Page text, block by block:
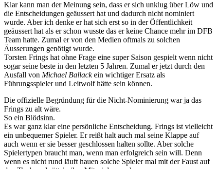
Klar kann man der Meinung sein, dass er sich unklug über Löw und
die Entscheidungen geäussert hat und dadurch nicht nominiert
wurde. Aber ich denke er hat sich erst so in der Öffentlichkeit
geäussert hat als er schon wusste das er keine Chance mehr im DFB
Team hatte. Zumal er von den Medien oftmals zu solchen
Äusserungen genötigt wurde.
Torsten Frings hat ohne Frage eine super Saison gespielt wenn nicht
sogar seine beste in den letzten 5 Jahren. Zumal er jetzt durch den
Ausfall von Michael Ballackein wichtiger Ersatz als
Führungsspieler und Leitwolf hätte sein können.
Die offizielle Begründung für die Nicht-Nominierung war ja das
Frings zu alt wäre.
So ein Blödsinn.
Es war ganz klar eine persönliche Entscheidung. Frings ist vielleicht
ein unbequemer Spieler. Er reißt halt auch mal seine Klappe auf
auch wenn er sie besser geschlossen halten sollte. Aber solche
Spielertypen braucht man, wenn man erfolgreich sein will. Denn
wenn es nicht rund läuft hauen solche Spieler mal mit der Faust auf